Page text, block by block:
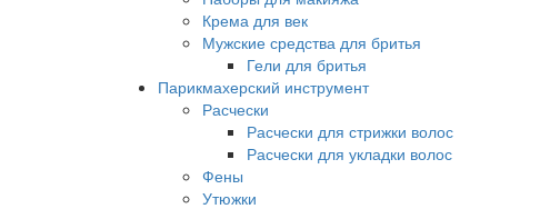
Крема для век
Мужские средства для бритья
Гели для бритья
Парикмахерский инструмент
Расчески
Расчески для стрижки волос
Расчески для укладки волос
Фены
Утюжки